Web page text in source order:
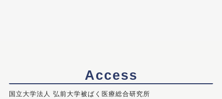
Access
国立大学法人 弘前大学被ばく医療総合研究所